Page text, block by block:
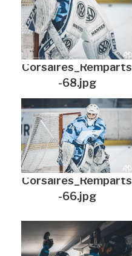
Corsaires_Remparts
-68.jpg
Corsaires_Remparts
-66.jpg